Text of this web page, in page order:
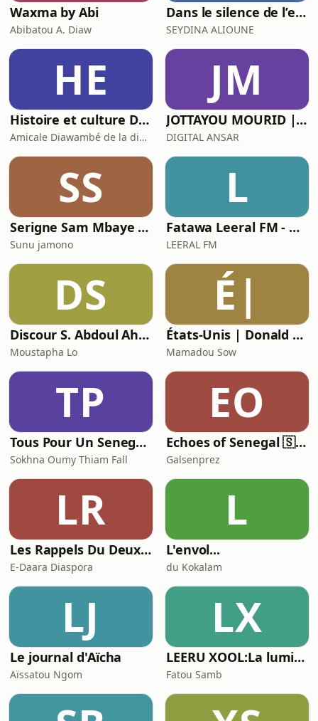
Waxma by Abi
Abibatou A. Diaw
Dans le silence de l’esprit
SEYDINA ALIOUNE
HE
Histoire et culture Diawambé
Amicale Diawambé de la diaspora
JM
JOTTAYOU MOURID | SERIGNE AHMADU MBACKE DARU MUHTY
DIGITAL ANSAR
SS
Serigne Sam Mbaye | Serigne sam Mbaye / Serigne Bassirou Mbacke khelcom / Madiama fall
Sunu jamono
⁠L
⁠Fatawa Leeral FM - Dr Mouhamed Ahmad Lo
LEERAL FM
DS
Discour S. Abdoul Ahad
Moustapha Lo
É|
États-Unis | Donald Trump menace Chicago d’intervention militaire, le gouverneur dénonce un « dictateur en puissance
Mamadou Sow
TP
Tous Pour Un Senegal Meilleur!!!
Sokhna Oumy Thiam Fall
EO
Echoes of Senegal 🇸🇳
Galsenprez
LR
Les Rappels Du Deuxième Ramadan Edition
E-Daara Diaspora
L
L'envol...
du Kokalam
LJ
Le journal d'Aïcha
Aïssatou Ngom
LX
LEERU XOOL:La lumière du cœur
Fatou Samb